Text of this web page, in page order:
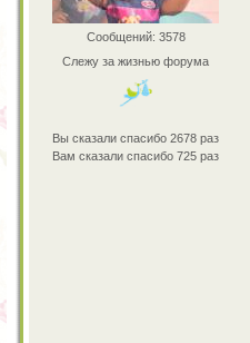
Сообщений: 3578
Слежу за жизнью форума
Вы сказали спасибо 2678 раз
Вам сказали спасибо 725 раз